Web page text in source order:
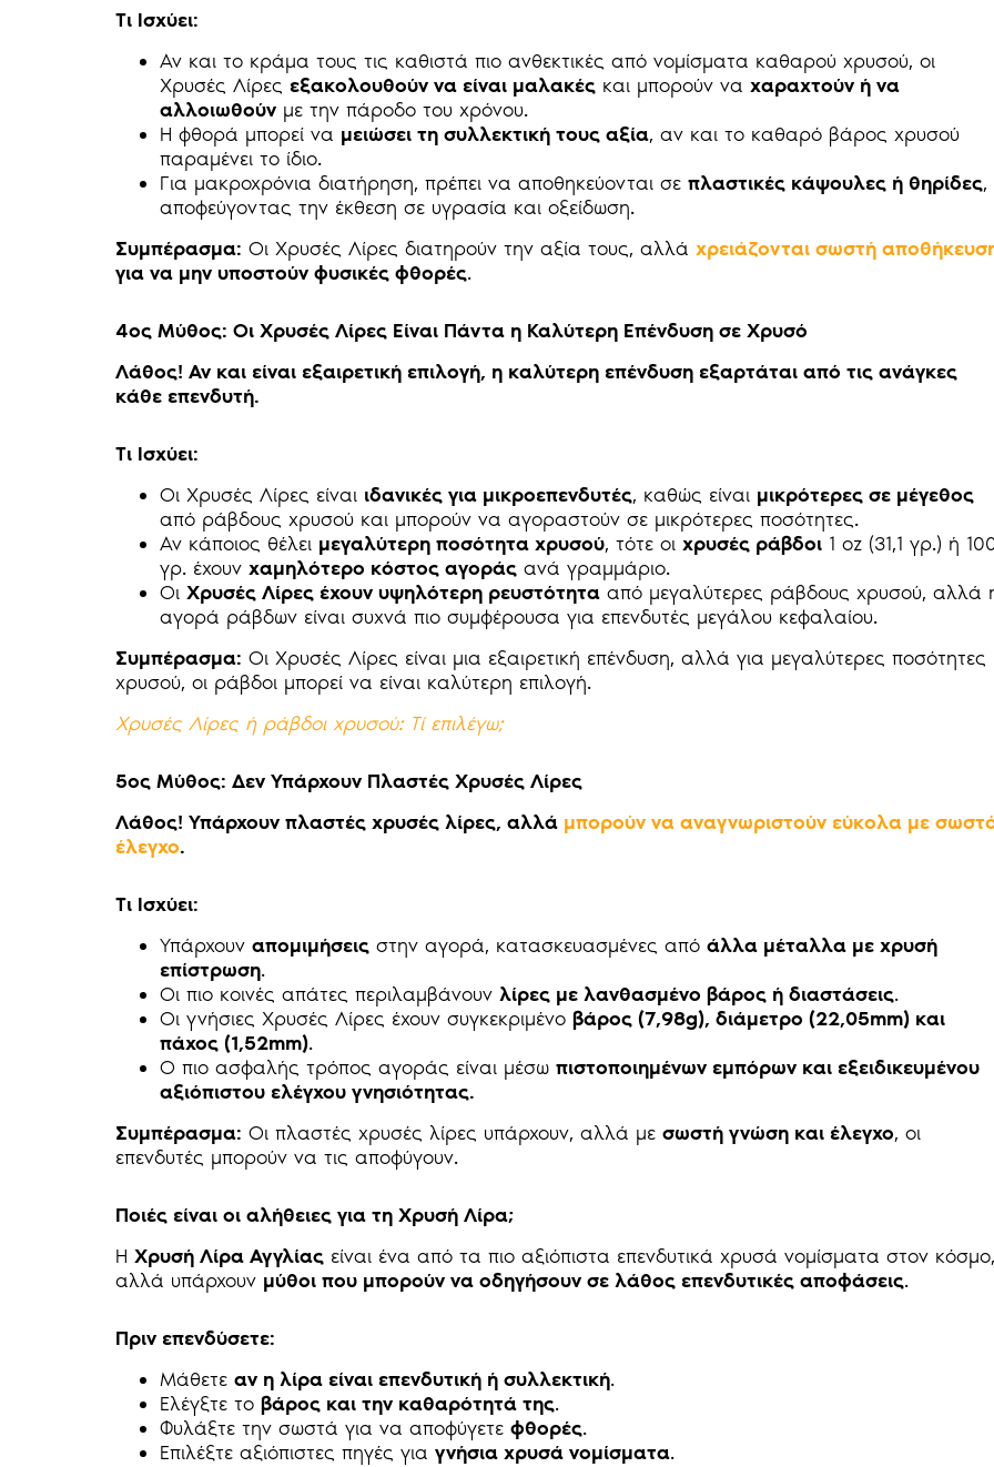
Τι Ισχύει:
Αν και το κράμα τους τις καθιστά πιο ανθεκτικές από νομίσματα καθαρού χρυσού, οι
Χρυσές Λίρες εξακολουθούν να είναι μαλακές και μπορούν να χαραχτούν ή να
αλλοιωθούν με την πάροδο του χρόνου.
Η φθορά μπορεί να μειώσει τη συλλεκτική τους αξία, αν και το καθαρό βάρος χρυσού
παραμένει το ίδιο.
Για μακροχρόνια διατήρηση, πρέπει να αποθηκεύονται σε πλαστικές κάψουλες ή θηρίδες,
αποφεύγοντας την έκθεση σε υγρασία και οξείδωση.
Συμπέρασμα: Οι Χρυσές Λίρες διατηρούν την αξία τους, αλλά χρειάζονται σωστή
για να μην υποστούν φυσικές φθορές.
4ος Μύθος: Οι Χρυσές Λίρες Είναι Πάντα η Καλύτερη Επένδυση σε Χρυσό
Λάθος! Αν και είναι εξαιρετική επιλογή, η καλύτερη επένδυση εξαρτάται από τις ανάγκες
κάθε επενδυτή.
Τι Ισχύει:
Οι Χρυσές Λίρες είναι ιδανικές για μικροεπενδυτές, καθώς είναι μικρότερες σε μέγεθος
από ράβδους χρυσού και μπορούν να αγοραστούν σε μικρότερες ποσότητες.
Αν κάποιος θέλει μεγαλύτερη ποσότητα χρυσού, τότε οι χρυσές ράβδοι 1 oz (31,1 γρ.) ή
γρ. έχουν χαμηλότερο κόστος αγοράς ανά γραμμάριο.
Οι Χρυσές Λίρες έχουν υψηλότερη ρευστότητα από μεγαλύτερες ράβδους χρυσού, αλλά
αγορά ράβδων είναι συχνά πιο συμφέρουσα για επενδυτές μεγάλου κεφαλαίου.
Συμπέρασμα: Οι Χρυσές Λίρες είναι μια εξαιρετική επένδυση, αλλά για μεγαλύτερες ποσότητες
χρυσού, οι ράβδοι μπορεί να είναι καλύτερη επιλογή.
Χρυσές Λίρες ή ράβδοι χρυσού: Τί επιλέγω;
5ος Μύθος: Δεν Υπάρχουν Πλαστές Χρυσές Λίρες
Λάθος! Υπάρχουν πλαστές χρυσές λίρες, αλλά μπορούν να αναγνωριστούν εύκολα με
έλεγχο.
Τι Ισχύει:
Υπάρχουν απομιμήσεις στην αγορά, κατασκευασμένες από άλλα μέταλλα με χρυσή
επίστρωση.
Οι πιο κοινές απάτες περιλαμβάνουν λίρες με λανθασμένο βάρος ή διαστάσεις.
Οι γνήσιες Χρυσές Λίρες έχουν συγκεκριμένο βάρος (7,98g), διάμετρο (22,05mm) και
πάχος (1,52mm).
Ο πιο ασφαλής τρόπος αγοράς είναι μέσω πιστοποιημένων εμπόρων και εξειδικευμένου
αξιόπιστου ελέγχου γνησιότητας.
Συμπέρασμα: Οι πλαστές χρυσές λίρες υπάρχουν, αλλά με σωστή γνώση και έλεγχο, οι
επενδυτές μπορούν να τις αποφύγουν.
Ποιές είναι οι αλήθειες για τη Χρυσή Λίρα;
Η Χρυσή Λίρα Αγγλίας είναι ένα από τα πιο αξιόπιστα επενδυτικά χρυσά νομίσματα στον κόσμο,
αλλά υπάρχουν μύθοι που μπορούν να οδηγήσουν σε λάθος επενδυτικές αποφάσεις.
Πριν επενδύσετε:
Μάθετε αν η λίρα είναι επενδυτική ή συλλεκτική.
Ελέγξτε το βάρος και την καθαρότητά της.
Φυλάξτε την σωστά για να αποφύγετε φθορές.
Επιλέξτε αξιόπιστες πηγές για γνήσια χρυσά νομίσματα.